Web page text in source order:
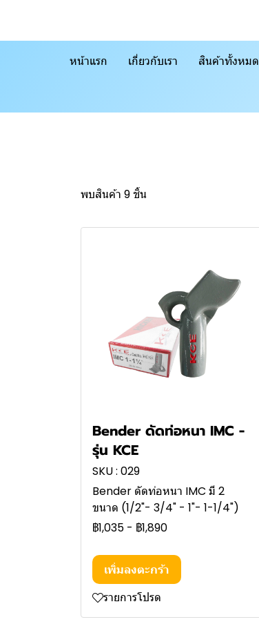
หน้าแรก เกี่ยวกับเรา สินค้าทั้งหมด
พบสินค้า 9 ชิ้น
Bender ดัดท่อหนา IMC -
รุ่น KCE
SKU : 029
Bender ดัดท่อหนา IMC มี 2
ขนาด (1/2"- 3/4" - 1"- 1-1/4")
฿1,035 - ฿1,890
เพิ่มลงตะกร้า
รายการโปรด